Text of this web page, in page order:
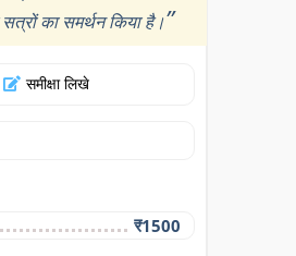
का समर्थन किया है।”
समीक्षा लिखे
₹1500